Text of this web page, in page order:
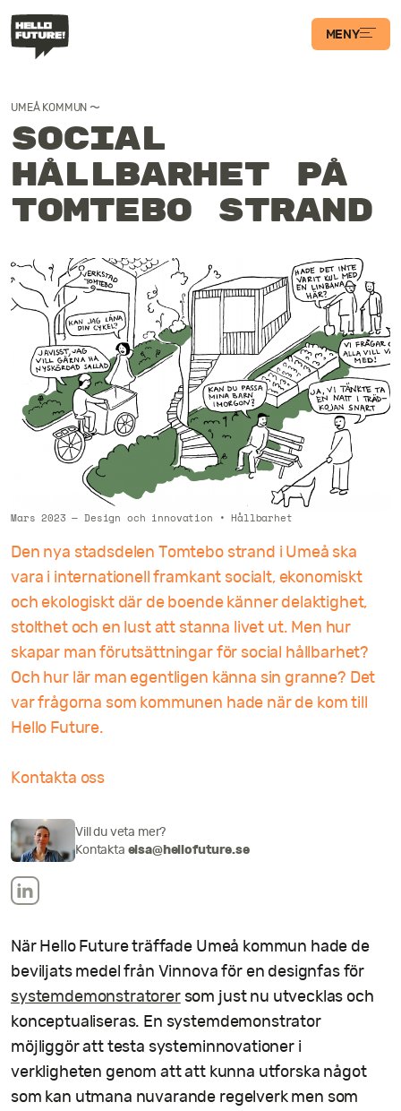
MENY
Case
Transformations­
podden
Artiklar
Filosofi
Kontakt
UMEÅ KOMMUN 〜
Social
hållbarhet på
Tomtebo strand
Mars 2023 —Design och innovation •Hållbarhet
Den nya stadsdelen Tomtebo strand i Umeå ska
vara i internationell framkant socialt, ekonomiskt
och ekologiskt där de boende känner delaktighet,
stolthet och en lust att stanna livet ut. Men hur
skapar man förutsättningar för social hållbarhet?
Och hur lär man egentligen känna sin granne? Det
var frågorna som kommunen hade när de kom till
Hello Future.
Kontakta oss
Vill du veta mer?
Kontakta elsa@hellofuture.se
När Hello Future träffade Umeå kommun hade de
beviljats medel från Vinnova för en designfas för
systemdemonstratorersom just nu utvecklas och
konceptualiseras. En systemdemonstrator
möjliggör att testa systeminnovationer i
verkligheten genom att att kunna utforska något
som kan utmana nuvarande regelverk men som